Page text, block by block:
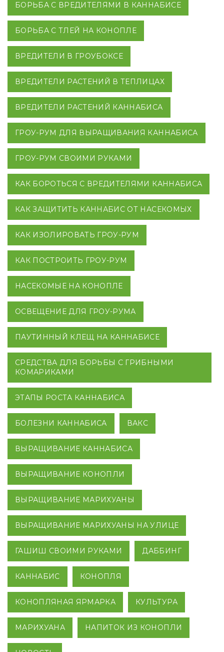
БОРЬБА С ВРЕДИТЕЛЯМИ В КАННАБИСЕ
БОРЬБА С ТЛЕЙ НА КОНОПЛЕ
ВРЕДИТЕЛИ В ГРОУБОКСЕ
ВРЕДИТЕЛИ РАСТЕНИЙ В ТЕПЛИЦАХ
ВРЕДИТЕЛИ РАСТЕНИЙ КАННАБИСА
ГРОУ-РУМ ДЛЯ ВЫРАЩИВАНИЯ КАННАБИСА
ГРОУ-РУМ СВОИМИ РУКАМИ
КАК БОРОТЬСЯ С ВРЕДИТЕЛЯМИ КАННАБИСА
КАК ЗАЩИТИТЬ КАННАБИС ОТ НАСЕКОМЫХ
КАК ИЗОЛИРОВАТЬ ГРОУ-РУМ
КАК ПОСТРОИТЬ ГРОУ-РУМ
НАСЕКОМЫЕ НА КОНОПЛЕ
ОСВЕЩЕНИЕ ДЛЯ ГРОУ-РУМА
ПАУТИННЫЙ КЛЕЩ НА КАННАБИСЕ
СРЕДСТВА ДЛЯ БОРЬБЫ С ГРИБНЫМИ
КОМАРИКАМИ
ЭТАПЫ РОСТА КАННАБИСА
БОЛЕЗНИ КАННАБИСА ВАКС
ВЫРАЩИВАНИЕ КАННАБИСА
ВЫРАЩИВАНИЕ КОНОПЛИ
ВЫРАЩИВАНИЕ МАРИХУАНЫ
ВЫРАЩИВАНИЕ МАРИХУАНЫ НА УЛИЦЕ
ГАШИШ СВОИМИ РУКАМИ ДАББИНГ
КАННАБИС КОНОПЛЯ
КОНОПЛЯНАЯ ЯРМАРКА КУЛЬТУРА
МАРИХУАНА НАПИТОК ИЗ КОНОПЛИ